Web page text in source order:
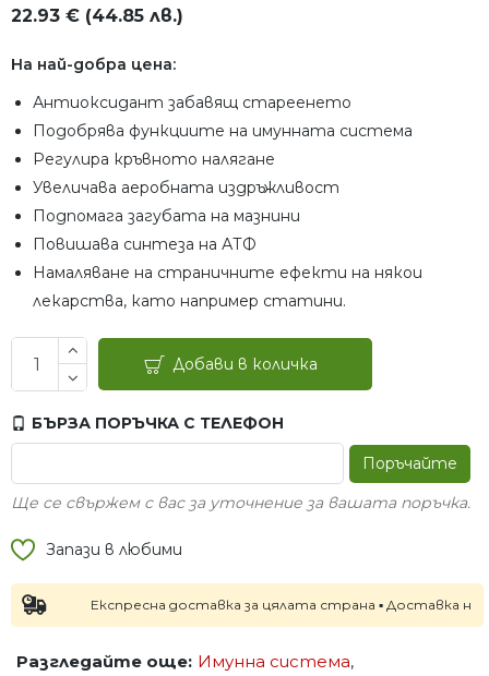
22.93 € (44.85 лв.)
На най-добра цена:
Антиоксидант забавящ стареенето
Подобрява функциите на имунната система
Регулира кръвното налягане
Увеличава аеробната издръжливост
Подпомага загубата на мазнини
Повишава синтеза на АТФ
Намаляване на страничните ефекти на някои
лекарства, като например статини.
Добави в количка
БЪРЗА ПОРЪЧКА С ТЕЛЕФОН
Поръчайте
Ще се свържем с вас за уточнение за вашата поръчка.
Запази в любими
Експресна доставка за цялата страна ▪ Доставка на
Разгледайте още: Имунна система,